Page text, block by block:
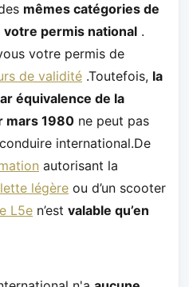
mêmes catégories de
permis national .
votre permis de
de validité .Toutefois, la
équivalence de la
mars 1980 ne peut pas
international.De
autorisant la
légère ou d’un scooter
L5e n’est valable qu’en